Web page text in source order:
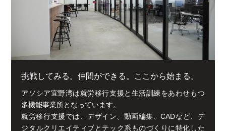
挑戦してみる。仲間ができる。ここから始まる。
アソシア宜野湾は就労移行支援と生活訓練をあわせもつ
多機能事業所となっています。
就労移行支援では、デザイン、動画編集、CADなど、デ
ジタルクリエイティブとテック系ものづくりに特化した